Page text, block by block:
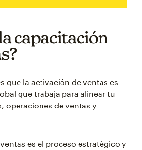
capacitación
que la activación de ventas es
que trabaja para alinear tu
operaciones de ventas y
es el proceso estratégico y